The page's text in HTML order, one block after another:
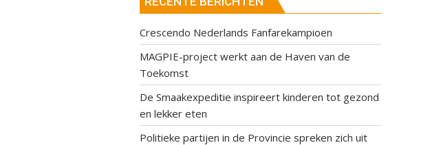
Crescendo Nederlands Fanfarekampioen
MAGPIE-project werkt aan de Haven van de
Toekomst
De Smaakexpeditie inspireert kinderen tot gezond
en lekker eten
Politieke partijen in de Provincie spreken zich uit